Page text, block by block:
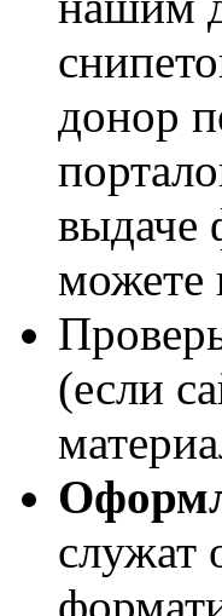
донор
выдаче
можете
(если
служат